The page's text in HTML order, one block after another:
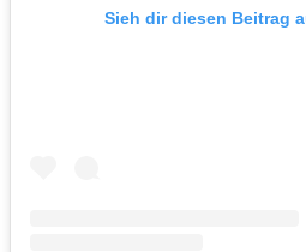
Sieh dir diesen Beitrag